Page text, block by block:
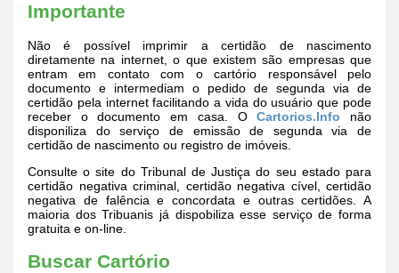
Importante
Não é possível imprimir a certidão de nascimento
diretamente na internet, o que existem são empresas que
entram em contato com o cartório responsável pelo
documento e intermediam o pedido de segunda via de
certidão pela internet facilitando a vida do usuário que pode
receber o documento em casa. OCartorios.Info não
disponiliza do serviço de emissão de segunda via de
certidão de nascimento ou registro de imóveis.
Consulte o site do Tribunal de Justiça do seu estado para
certidão negativa criminal, certidão negativa cível, certidão
negativa de falência e concordata e outras certidões. A
maioria dos Tribuanis já dispobiliza esse serviço de forma
gratuita e on-line.
Buscar Cartório